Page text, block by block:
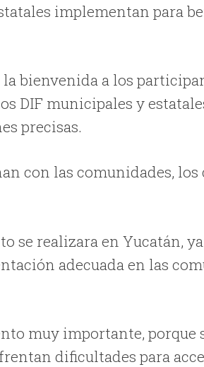
implementan para
bienvenida a los
DIF municipales y
precisas.
con las comunidades, los
se realizara en Yucatán,
adecuada en las
muy importante, porque
dificultades para